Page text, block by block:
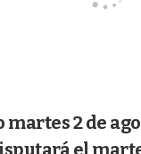
2 de
el